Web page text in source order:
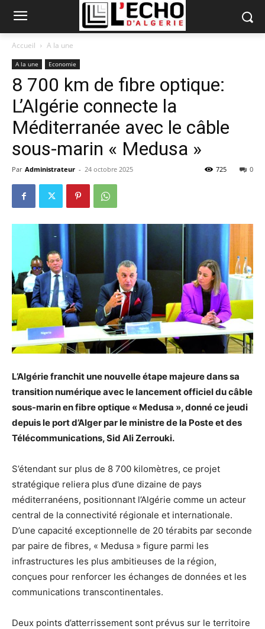
Accueil A la une
A la une Economie
8 700 km de fibre optique:
L’Algérie connecte la
Méditerranée avec le câble
sous-marin « Medusa »
Par Administrateur - 24 octobre 2025 0
725
L’Algérie franchit une nouvelle étape majeure dans sa
transition numérique avec le lancement officiel du câble
sous-marin en fibre optique « Medusa », donné ce jeudi
depuis le port d’Alger par le ministre de la Poste et des
Télécommunications, Sid Ali Zerrouki.
S’étendant sur plus de 8 700 kilomètres, ce projet
stratégique reliera plus d’une dizaine de pays
méditerranéens, positionnant l’Algérie comme un acteur
central de la connectivité régionale et internationale.
D’une capacité exceptionnelle de 20 térabits par seconde
par paire de fibres, « Medusa » figure parmi les
infrastructures les plus ambitieuses de la région,
conçues pour renforcer les échanges de données et les
communications transcontinentales.
Deux points d’atterrissement sont prévus sur le territoire